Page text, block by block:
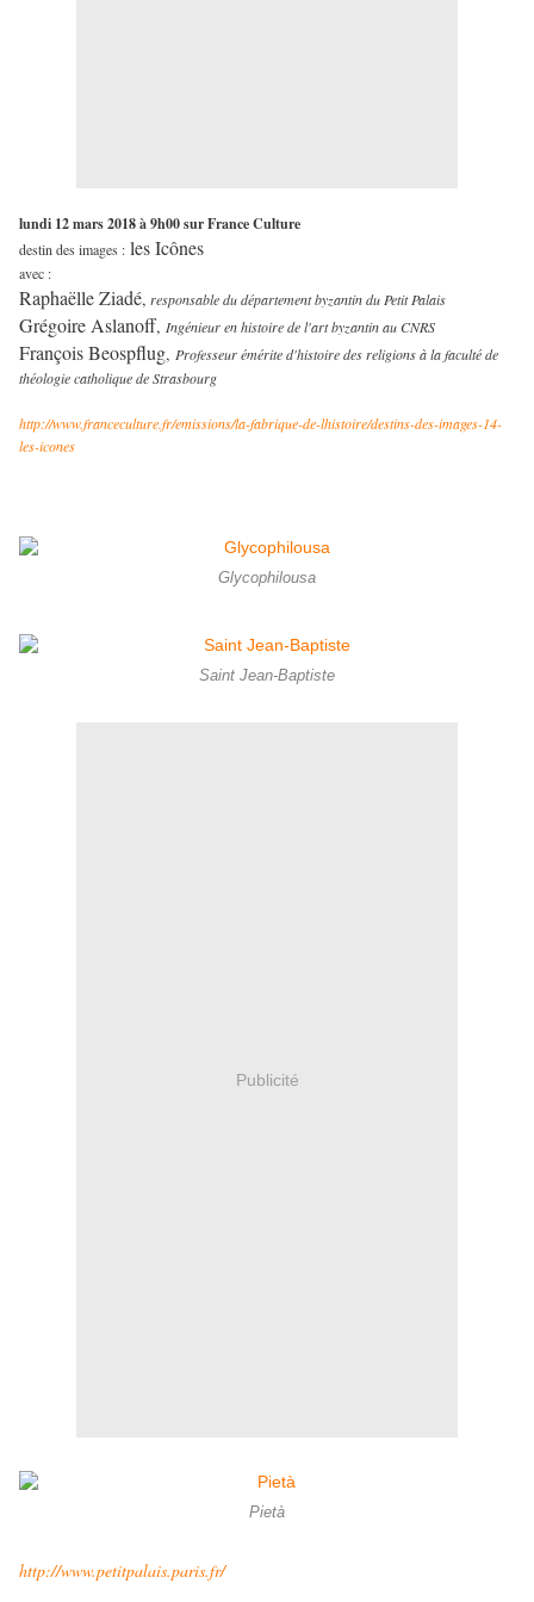
lundi 12 mars 2018 à 9h00 sur France Culture
destin des images : les Icônes
avec :
Raphaëlle Ziadé, responsable du département byzantin du Petit Palais
Grégoire Aslanoff, Ingénieur en histoire de l'art byzantin au CNRS
François Beospflug, Professeur émérite d'histoire des religions à la faculté de
théologie catholique de Strasbourg
http://www.franceculture.fr/emissions/la-fabrique-de-lhistoire/destins-des-images-14-
les-icones
Glycophilousa
Saint Jean-Baptiste
Publicité
Pietà
http://www.petitpalais.paris.fr/